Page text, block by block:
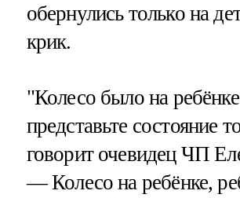
обернулись только на
крик.
"Колесо было на
представьте состояние
говорит очевидец ЧП
— Колесо на ребёнке,